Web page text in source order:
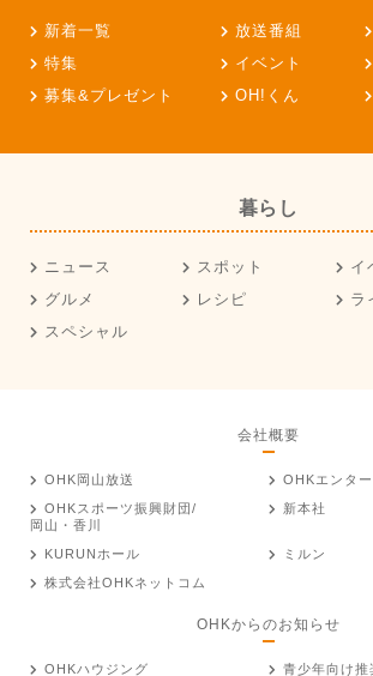
新着一覧 放送番組
特集
イベント
募集&プレゼント
OH!くん
暮らし
ニュース スポット
イ
グルメ
レシピ
ラ
スペシャル
会社概要
OHK岡山放送
OHKエンタ
OHKスポーツ振興財団/
岡山・香川
新本社
KURUNホール
ミルン
株式会社OHKネットコム
OHKからのお知らせ
OHKハウジング 青少年向け推